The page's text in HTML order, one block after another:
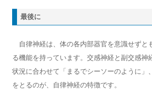
最後に
自律神経は、体の各内部器官を意識せずと
る機能を持っています。交感神経と副交感神
状況に合わせて「まるでシーソーのように」
をとるのが、自律神経の特徴です。